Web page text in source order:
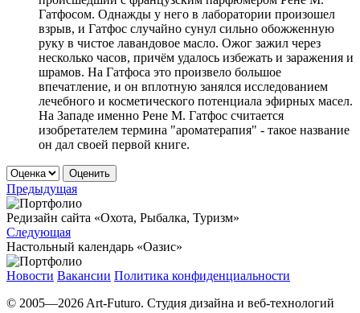
Гатфосом. Однажды у него в лаборатории произошел
взрыв, и Гатфос случайно сунул сильно обожженную
руку в чистое лавандовое масло. Ожог зажил через
несколько часов, причём удалось избежать и заражения и
шрамов. На Гатфоса это произвело большое
впечатление, и он вплотную занялся исследованием
лечебного и косметического потенциала эфирных масел.
На Западе именно Рене М. Гатфос считается
изобретателем термина "ароматерапия" - такое название
он дал своей первой книге.
Оценить
Предыдущая
Редизайн сайта «Охота, Рыбалка, Туризм»
Следующая
Настольный календарь «Оазис»
Новости Вакансии Политика конфиденциальности
© 2005—2026 Art-Futuro. Студия дизайна и веб-технологий